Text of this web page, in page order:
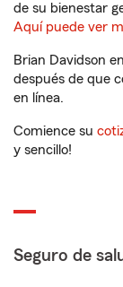
de su bienestar
Aquí puede ver
Brian Davidson
después de que
en línea.
Comience su
y sencillo!
Seguro de